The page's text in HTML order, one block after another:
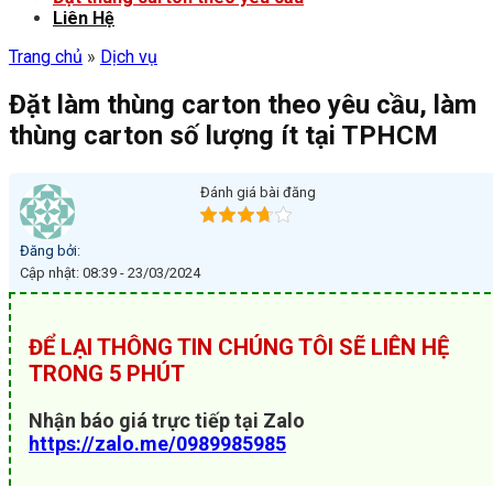
Liên Hệ
Trang chủ » Dịch vụ
Đặt làm thùng carton theo yêu cầu, làm
thùng carton số lượng ít tại TPHCM
Đăng bởi:
Cập nhật: 08:39 - 23/03/2024
Đánh giá bài đăng
ĐỂ LẠI THÔNG TIN CHÚNG TÔI SẼ LIÊN HỆ
TRONG 5 PHÚT
Nhận báo giá trực tiếp tại Zalo
https://zalo.me/0989985985